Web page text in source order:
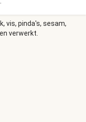
vis, pinda's, sesam,
verwerkt.